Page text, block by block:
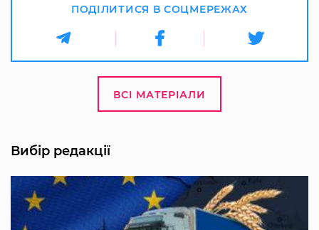
ПОДІЛИТИСЯ В СОЦМЕРЕЖАХ
ВСІ МАТЕРІАЛИ
Вибір редакції